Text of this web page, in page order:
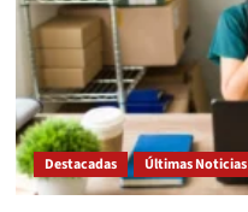
Destacadas Últimas Noticias